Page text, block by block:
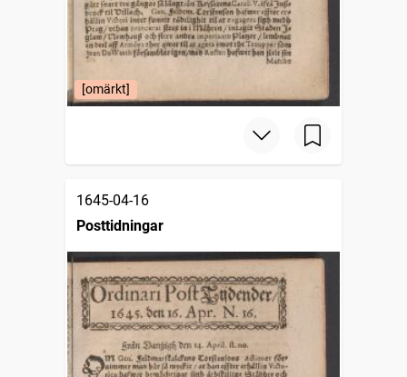
[omärkt]
1645-04-16
Posttidningar